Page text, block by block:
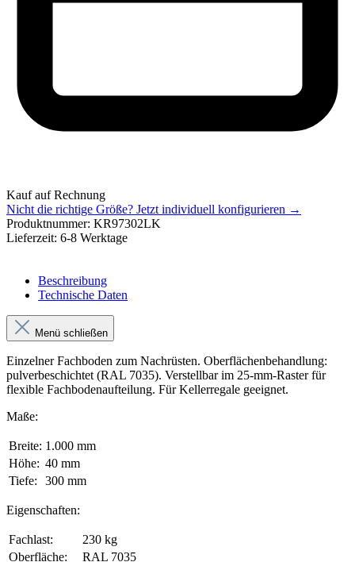
Kauf auf Rechnung
Nicht die richtige Größe? Jetzt individuell konfigurieren →
Produktnummer: KR97302LK
Lieferzeit: 6-8 Werktage
Beschreibung
Technische Daten
Menü schließen
Einzelner Fachboden zum Nachrüsten. Oberflächenbehandlung:
pulverbeschichtet (RAL 7035). Verstellbar im 25-mm-Raster für
flexible Fachbodenaufteilung. Für Kellerregale geeignet.
Maße:
Breite: 1.000 mm
Höhe: 40 mm
Tiefe:
300 mm
Eigenschaften:
Fachlast:
230 kg
Oberfläche:
RAL 7035